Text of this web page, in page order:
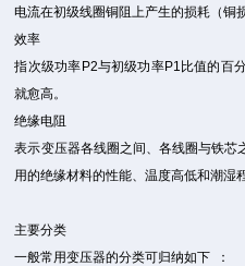
电流在初级线圈铜阻上产生的损耗（铜
效率
指次级功率P2与初级功率P1比值的百
就愈高。
绝缘电阻
表示变压器各线圈之间、各线圈与铁芯
用的绝缘材料的性能、温度高低和潮湿
主要分类
一般常用变压器的分类可归纳如下 ：